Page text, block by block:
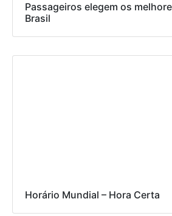
Passageiros elegem os
Brasil
Horário Mundial – Hora Certa